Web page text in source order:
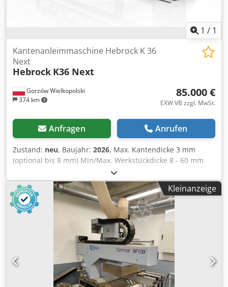
1 / 1
Gorzów Wielkopolski
374 km
Kantenanleimmaschine Hebrock K 36
Next
Hebrock K36 Next
85.000 €
EXW VB zzgl. MwSt.
Anfragen Anrufen
Zustand: neu, Baujahr: 2026, Max. Kantendicke 3 mm
(optional bis 8 mm) Min/Max. Werkstückdicke 8 - 60 mm
Min. Werkstücklänge ca. 200 mm Min. Werkstückbreite ca.
80 mm Vorschubgeschwindigkeit ca. 10 m/min.
Betriebsbereit ca. 6 min. Crodpfog Tu Rksx Ai Rof
Leistungsaufnahme max ca. 14 kW Elektrischer Anschluss
400 V – 3 Ph – 50 Hz Maschinenabmessungen 5250 x 1230
x 1430 mm (LxBxH) Gewicht ca. 1700 kg Fügekopf
Whispercut Radius Eckenfräse R = 2mm
Schnellwechselvorrichtung f. Eckenfräse Radius
Wechselmotor EF R = 1mm Multi-Radiusziehklinge (R1/R2)
Fahrwerk Trennmittelsprüheinrichtung
Reinigungsmittelsprüheinrichtung Schutzsprühen Kante
Kleinanzeige